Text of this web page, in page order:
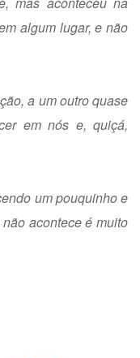
algum lugar, e não
a um outro quase
em nós e, quiçá,
um pouquinho e
acontece é muito